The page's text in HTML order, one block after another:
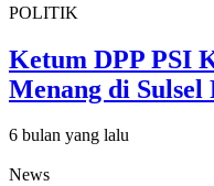
POLITIK
Ketum DPP PSI
Menang di Sulsel
6 bulan yang lalu
News